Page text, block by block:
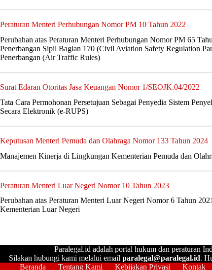
Peraturan Menteri Perhubungan Nomor PM 10 Tahun 2022
Perubahan atas Peraturan Menteri Perhubungan Nomor PM 65
Penerbangan Sipil Bagian 170 (Civil Aviation Safety Regulation
Penerbangan (Air Traffic Rules)
Surat Edaran Otoritas Jasa Keuangan Nomor 1/SEOJK.04/2022
Tata Cara Permohonan Persetujuan Sebagai Penyedia Sistem
Secara Elektronik (e-RUPS)
Keputusan Menteri Pemuda dan Olahraga Nomor 133 Tahun 2024
Manajemen Kinerja di Lingkungan Kementerian Pemuda dan
Peraturan Menteri Luar Negeri Nomor 10 Tahun 2023
Perubahan atas Peraturan Menteri Luar Negeri Nomor 6 Tahun
Kementerian Luar Negeri
Paralegal.id adalah portal hukum dan peraturan
Silakan hubungi kami melalui email paralegal@paralegal.id.
Beranda
Tentang Kami Kebijakan Privasi Kontak